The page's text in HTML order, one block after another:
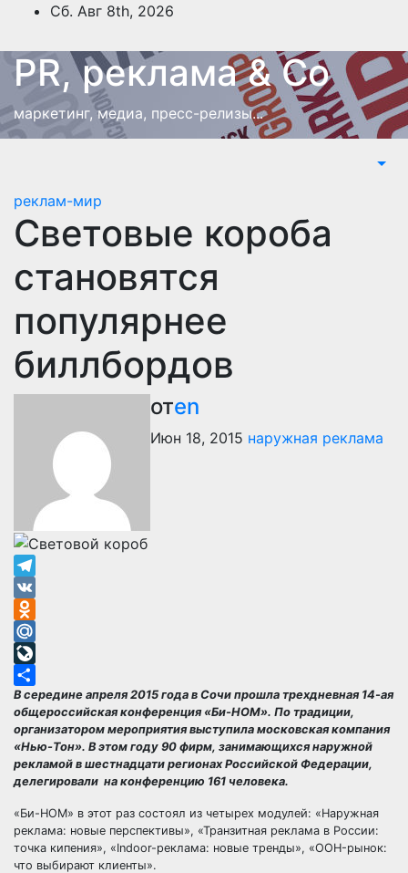
Перейти
содержимому
Сб. Авг 8th, 2026
PR, реклама & Co
маркетинг, медиа, пресс-релизы...
реклам-мир
Cветовые короба
становятся
популярнее
биллбордов
отen
Июн 18, 2015 наружная реклама
Telegram
VK
Odnoklassniki
Mail.Ru
LiveJournal
Отправить
В середине апреля 2015 года в Сочи прошла трехдневная 14-ая
общероссийская конференция «Би-НОМ». По традиции,
организатором мероприятия выступила московская компания
«Нью-Тон». В этом году 90 фирм, занимающихся наружной
рекламой в шестнадцати регионах Российской Федерации,
делегировали на конференцию 161 человека.
«Би-НОМ» в этот раз состоял из четырех модулей: «Наружная
реклама: новые перспективы», «Транзитная реклама в России:
точка кипения», «Indoor-реклама: новые тренды», «OOH-рынок:
что выбирают клиенты».